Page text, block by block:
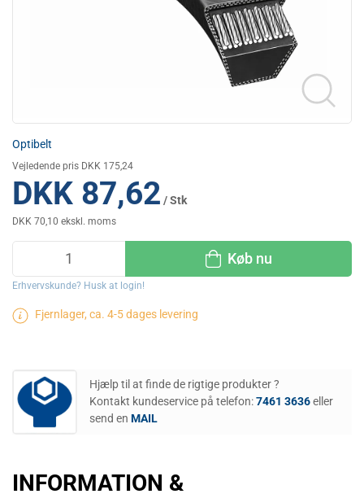
Optibelt
Vejledende pris DKK 175,24
DKK 87,62 / Stk
DKK 70,10 ekskl. moms
Køb nu
Erhvervskunde? Husk at login!
Fjernlager, ca. 4-5 dages levering
Hjælp til at finde de rigtige produkter ?
Kontakt kundeservice på telefon:7461 3636eller
send en MAIL
INFORMATION &